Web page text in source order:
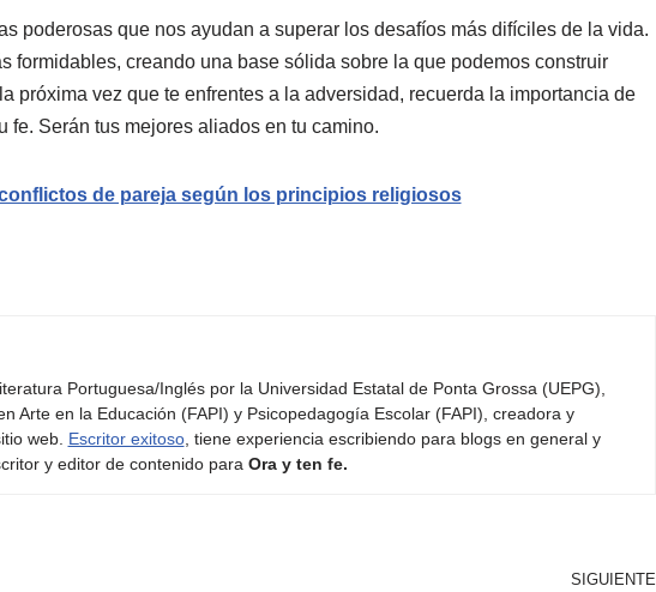
poderosas que nos ayudan a superar los desafíos más difíciles de la vida.
formidables, creando una base sólida sobre la que podemos construir
próxima vez que te enfrentes a la adversidad, recuerda la importancia de
fe. Serán tus mejores aliados en tu camino.
de pareja según los principios religiosos
Portuguesa/Inglés por la Universidad Estatal de Ponta Grossa (UEPG),
Arte en la Educación (FAPI) y Psicopedagogía Escolar (FAPI), creadora y
web. Escritor exitoso, tiene experiencia escribiendo para blogs en general y
y editor de contenido para Ora y ten fe.
SIGUIENTE